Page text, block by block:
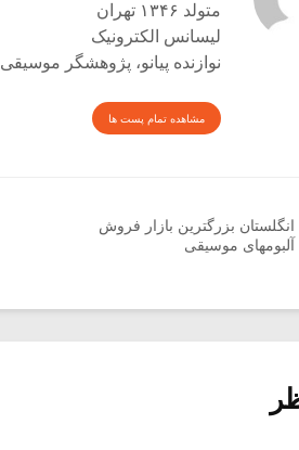
متولد ۱۳۴۶ تهران
لیسانس الکترونیک
نوازنده پیانو، پژوهشگر موسیقی
مشاهده تمام پست ها
انگلستان بزرگترین بازار فروش
آلبومهای موسیقی